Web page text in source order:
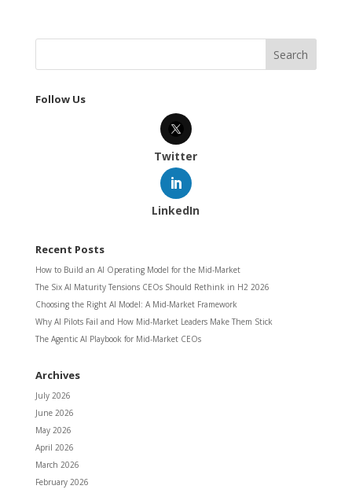
Follow Us
Twitter
LinkedIn
Recent Posts
How to Build an AI Operating Model for the Mid-Market
The Six AI Maturity Tensions CEOs Should Rethink in H2 2026
Choosing the Right AI Model: A Mid-Market Framework
Why AI Pilots Fail and How Mid-Market Leaders Make Them Stick
The Agentic AI Playbook for Mid-Market CEOs
Archives
July 2026
June 2026
May 2026
April 2026
March 2026
February 2026